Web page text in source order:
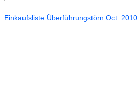
Einkaufsliste Überführungstörn Oct. 2010